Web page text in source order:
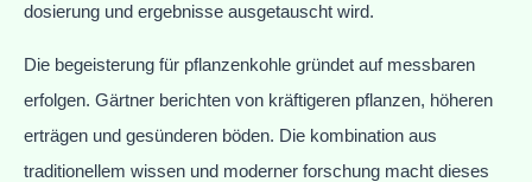
dosierung und ergebnisse ausgetauscht wird.
Die begeisterung für pflanzenkohle gründet auf messbaren
erfolgen. Gärtner berichten von kräftigeren pflanzen, höheren
erträgen und gesünderen böden. Die kombination aus
traditionellem wissen und moderner forschung macht dieses